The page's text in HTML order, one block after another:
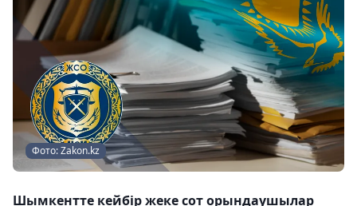
Фото: Zakon.kz
Шымкентте кейбір жеке сот орындаушылар